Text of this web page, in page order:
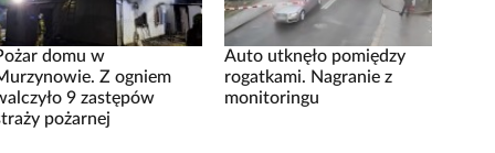
domu w
Z ogniem
9 zastępów
pożarnej
Auto utknęło pomiędzy
rogatkami. Nagranie z
monitoringu